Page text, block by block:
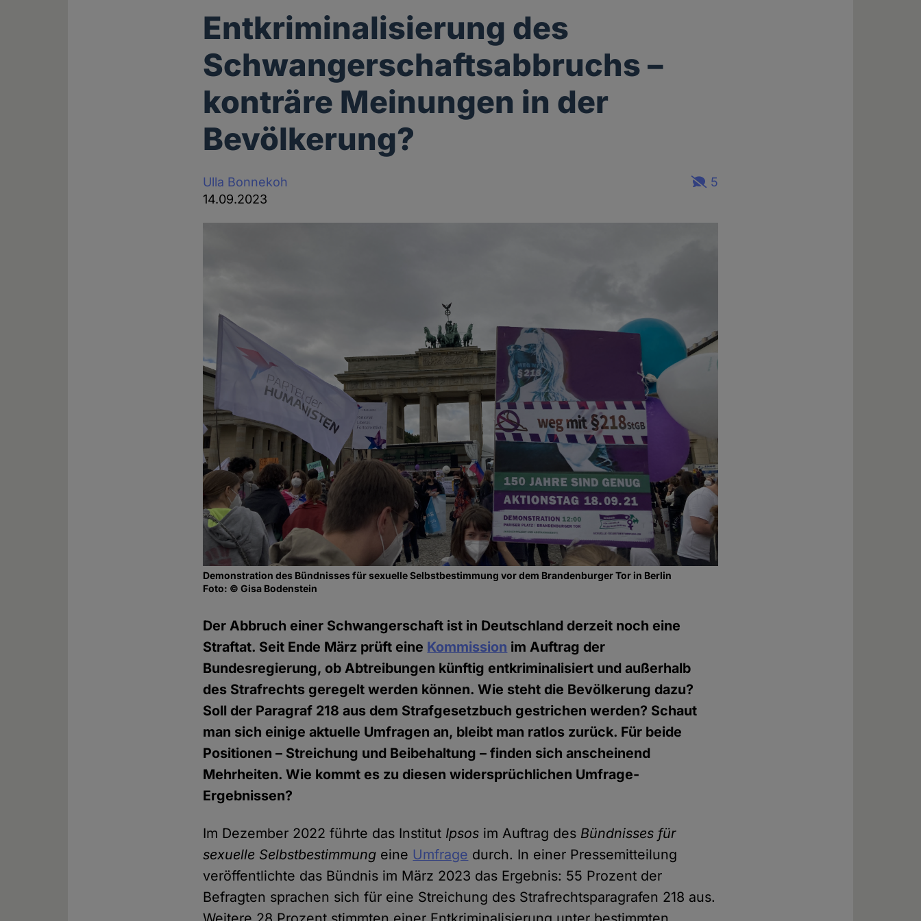
Entkriminalisierung des
Schwangerschaftsabbruchs –
konträre Meinungen in der
Bevölkerung?
Ulla Bonnekoh
14.09.2023
5
Demonstration des Bündnisses für sexuelle Selbstbestimmung vor dem Brandenburger Tor in Berlin
Foto: © Gisa Bodenstein
Der Abbruch einer Schwangerschaft ist in Deutschland derzeit noch eine
Straftat. Seit Ende März prüft eine Kommission im Auftrag der
Bundesregierung, ob Abtreibungen künftig entkriminalisiert und außerhalb
des Strafrechts geregelt werden können. Wie steht die Bevölkerung dazu?
Soll der Paragraf 218 aus dem Strafgesetzbuch gestrichen werden? Schaut
man sich einige aktuelle Umfragen an, bleibt man ratlos zurück. Für beide
Positionen – Streichung und Beibehaltung – finden sich anscheinend
Mehrheiten. Wie kommt es zu diesen widersprüchlichen Umfrage-
Ergebnissen?
Im Dezember 2022 führte das Institut Ipsos im Auftrag des Bündnisses für
sexuelle Selbstbestimmung eine Umfrage durch. In einer Pressemitteilung
veröffentlichte das Bündnis im März 2023 das Ergebnis: 55 Prozent der
Befragten sprachen sich für eine Streichung des Strafrechtsparagrafen 218 aus.